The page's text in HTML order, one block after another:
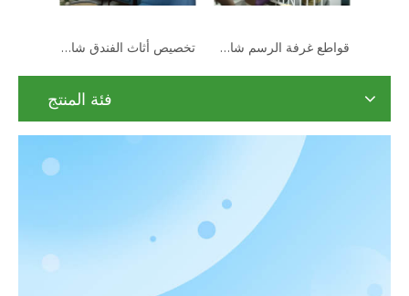
قواطع غرفة الرسم شاشة خشبية قابلة للطي صغيرة مزخرفة 2019 قسم وشاشة قابلة للطي بنمط صيني لطيف
فئة المنتج